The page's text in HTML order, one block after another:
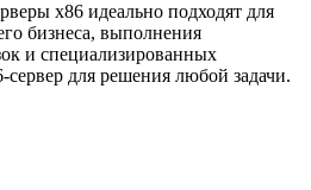
x86 идеально подходят для
бизнеса, выполнения
и специализированных
для решения любой задачи.